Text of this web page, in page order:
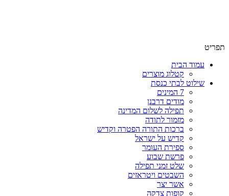
תפריט
עמוד הבית
קטלוג מוצרים
שילוט לבתי כנסת
7 המינים
מודים דרבנן
תפילה לשלום המדינה
מזמור לתודה
ברכות התורה הפטרה וקדיש
קדיש על ישראל
ספירת העומר
פרשת שבוע
שלט זמני תפילה
השבטים ויטראזים
אשר יצר
קופות צדקה